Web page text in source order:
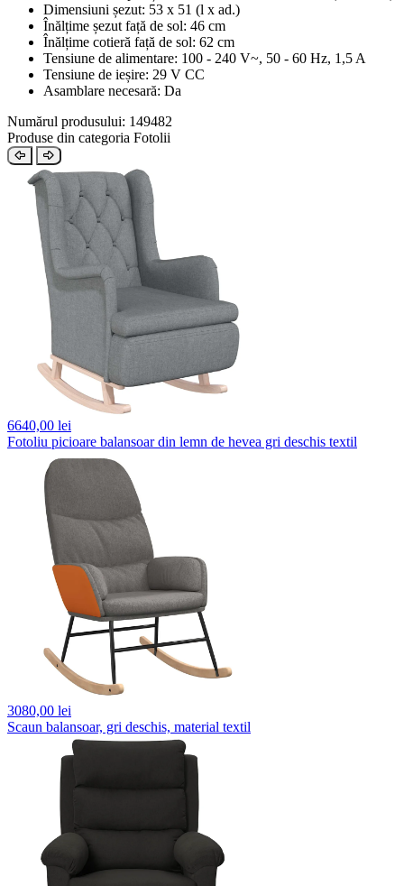
Dimensiuni șezut: 53 x 51 (l x ad.)
Înălțime șezut față de sol: 46 cm
Înălțime cotieră față de sol: 62 cm
Tensiune de alimentare: 100 - 240 V~, 50 - 60 Hz, 1,5 A
Tensiune de ieșire: 29 V CC
Asamblare necesară: Da
Numărul produsului: 149482
Produse din categoria Fotolii
6640,00 lei
Fotoliu picioare balansoar din lemn de hevea gri deschis textil
3080,00 lei
Scaun balansoar, gri deschis, material textil